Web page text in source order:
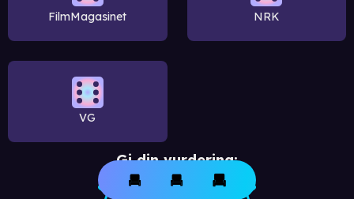
FilmMagasinet NRK
VG
Gi din vurdering: